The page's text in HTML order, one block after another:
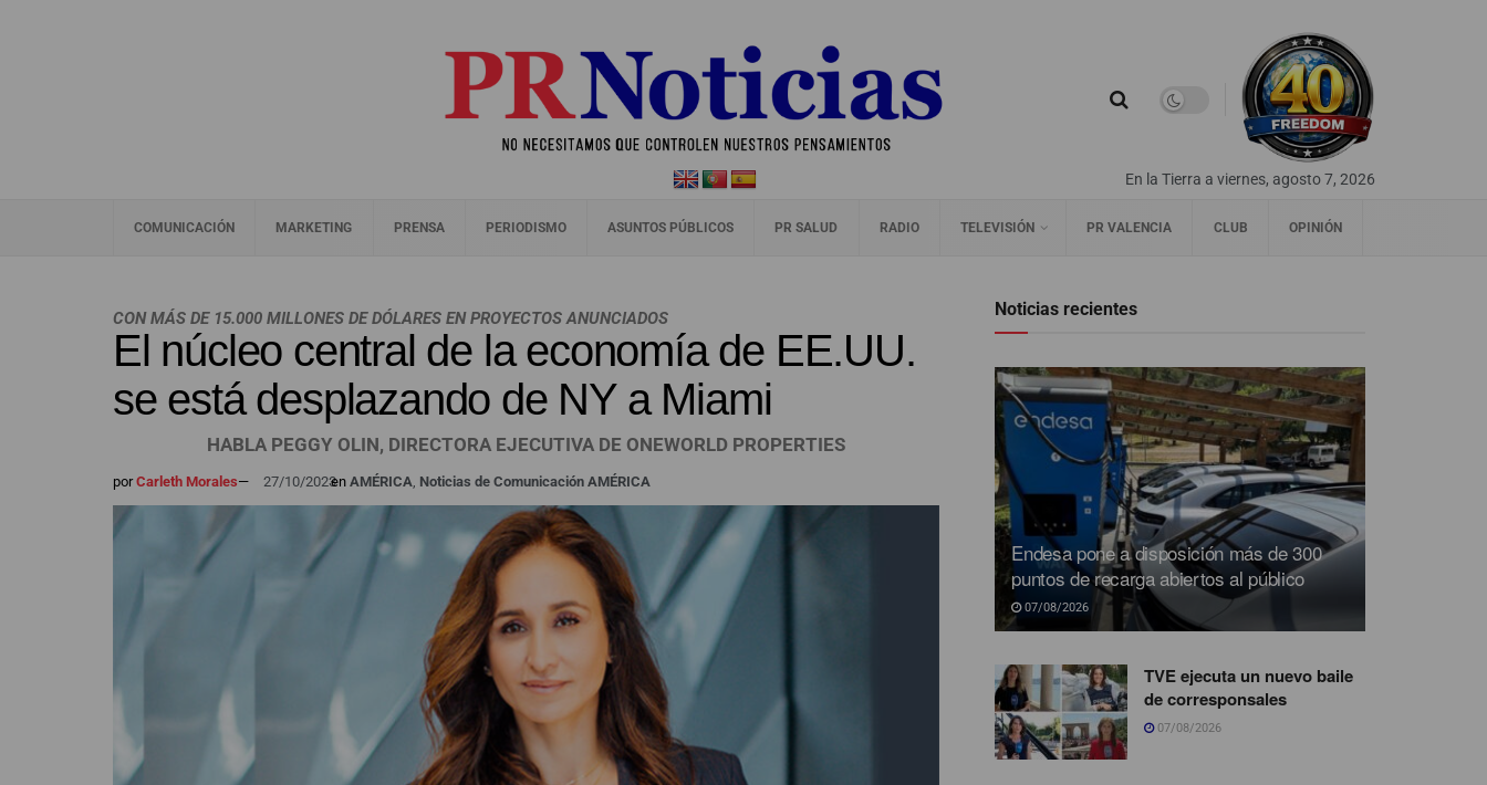
En la Tierra a viernes, agosto 7, 2026
COMUNICACIÓN MARKETING PRENSA PERIODISMO ASUNTOS PÚBLICOS PR SALUD RADIO TELEVISIÓN PR VALENCIA CLUB OPINIÓN
CON MÁS DE 15.000 MILLONES DE DÓLARES EN PROYECTOS ANUNCIADOS
El núcleo central de la economía de EE.UU.
se está desplazando de NY a Miami
HABLA PEGGY OLIN, DIRECTORA EJECUTIVA DE ONEWORLD PROPERTIES
porCarleth Morales— 27/10/2023en AMÉRICA, Noticias de Comunicación AMÉRICA
Noticias recientes
Endesa pone a disposición más de 300
puntos de recarga abiertos al público
07/08/2026
TVE ejecuta un nuevo baile
de corresponsales
07/08/2026